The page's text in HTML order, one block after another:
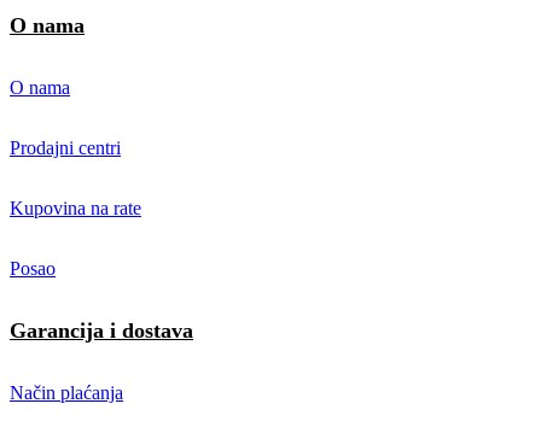
O nama
O nama
Prodajni centri
Kupovina na rate
Posao
Garancija i dostava
Način plaćanja